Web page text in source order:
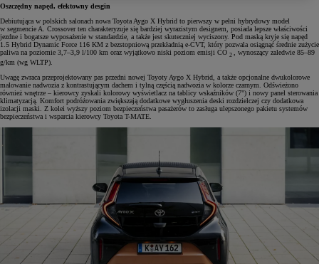
Oszczędny napęd, efektowny desgin
Debiutująca w polskich salonach nowa Toyota Aygo X Hybrid to pierwszy w pełni hybrydowy model
w segmencie A. Crossover ten charakteryzuje się bardziej wyrazistym designem, posiada lepsze właściwości
jezdne i bogatsze wyposażenie w standardzie, a także jest skuteczniej wyciszony. Pod maską kryje się napęd
1.5 Hybrid Dynamic Force 116 KM z bezstopniową przekładnią e-CVT, który pozwala osiągnąć średnie zużycie
paliwa na poziomie 3,7–3,9 l/100 km oraz wyjątkowo niski poziom emisji CO 2
, wynoszący zaledwie 85–89
g/km (wg WLTP).
Uwagę zwraca przeprojektowany pas przedni nowej Toyoty Aygo X Hybrid, a także opcjonalne dwukolorowe
malowanie nadwozia z kontrastującym dachem i tylną częścią nadwozia w kolorze czarnym. Odświeżono
również wnętrze – kierowcy zyskali kolorowy wyświetlacz na tablicy wskaźników (7") i nowy panel sterowania
klimatyzacją. Komfort podróżowania zwiększają dodatkowe wygłuszenia deski rozdzielczej czy dodatkowa
izolacji maski. Z kolei wyższy poziom bezpieczeństwa pasażerów to zasługa ulepszonego pakietu systemów
bezpieczeństwa i wsparcia kierowcy Toyota T-MATE.